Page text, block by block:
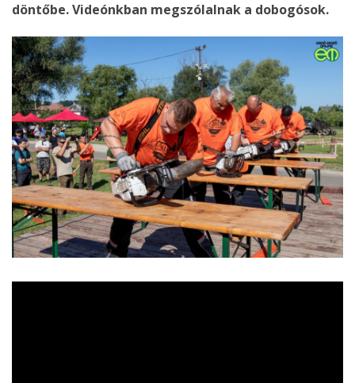
döntőbe. Videónkban megszólalnak a dobogósok.